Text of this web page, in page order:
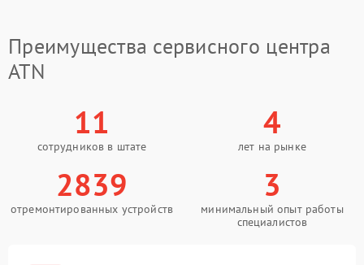
Преимущества сервисного центра
ATN
11
сотрудников в штате
4
лет на рынке
2839
отремонтированных устройств
3
минимальный опыт работы
специалистов